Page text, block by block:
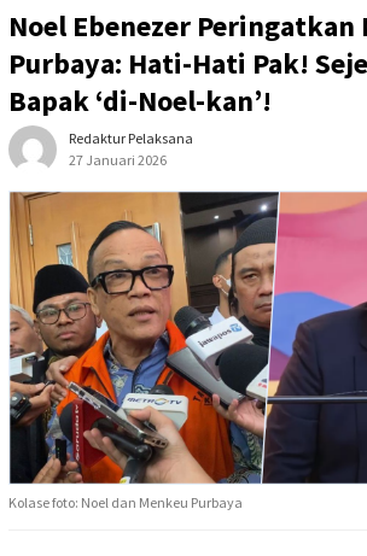
Noel Ebenezer Peringatkan
Purbaya: Hati-Hati Pak!
Bapak ‘di-Noel-kan’!
Redaktur Pelaksana
27 Januari 2026
Kolase foto: Noel dan Menkeu Purbaya